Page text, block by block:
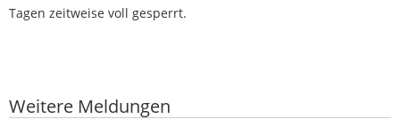
Tagen zeitweise voll gesperrt.
Weitere Meldungen